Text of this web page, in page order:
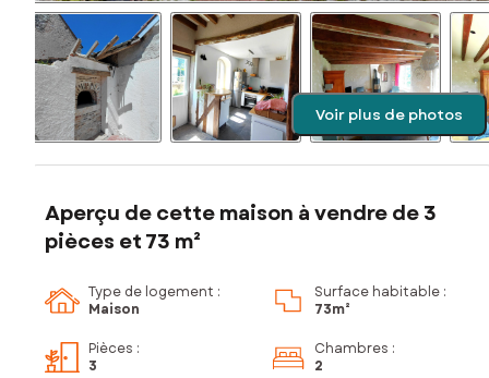
Voir plus de photos
Aperçu de cette maison à vendre de 3
pièces et 73 m²
Type de logement :
Maison
Surface habitable :
73m²
Pièces :
3
Chambres :
2